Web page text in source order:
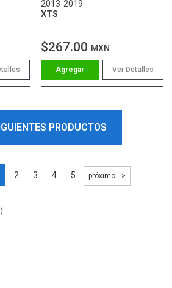
2013-2019
XTS
$267.00 MXN
Ver Detalles
PRODUCTOS
2 3 4 5 próximo